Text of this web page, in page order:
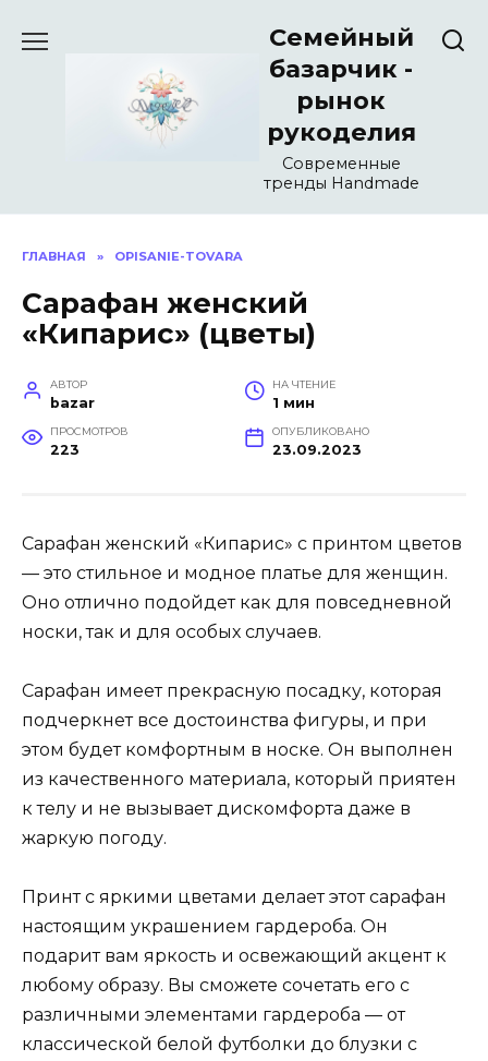
Семейный
базарчик -
рынок
рукоделия
Современные
тренды Handmade
ГЛАВНАЯ » OPISANIE-TOVARA
Сарафан женский
«Кипарис» (цветы)
АВТОР
bazar
НА ЧТЕНИЕ
1 мин
ПРОСМОТРОВ
223
ОПУБЛИКОВАНО
23.09.2023
Сарафан женский «Кипарис» с принтом цветов
— это стильное и модное платье для женщин.
Оно отлично подойдет как для повседневной
носки, так и для особых случаев.
Сарафан имеет прекрасную посадку, которая
подчеркнет все достоинства фигуры, и при
этом будет комфортным в носке. Он выполнен
из качественного материала, который приятен
к телу и не вызывает дискомфорта даже в
жаркую погоду.
Принт с яркими цветами делает этот сарафан
настоящим украшением гардероба. Он
подарит вам яркость и освежающий акцент к
любому образу. Вы сможете сочетать его с
различными элементами гардероба — от
классической белой футболки до блузки с